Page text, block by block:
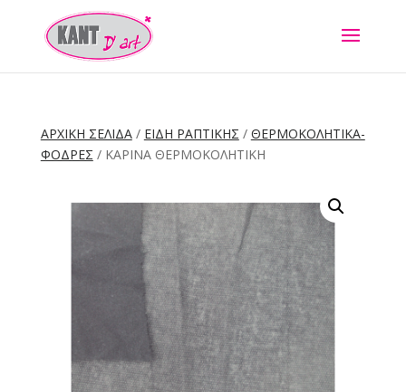
ΑΡΧΙΚΉ ΣΕΛΊΔΑ/ ΕΙΔΗ ΡΑΠΤΙΚΗΣ / ΘΕΡΜΟΚΟΛΗΤΙΚΑ-
ΦΟΔΡΕΣ / ΚΑΡΊΝΑ ΘΕΡΜΟΚΟΛΗΤΙΚΉ